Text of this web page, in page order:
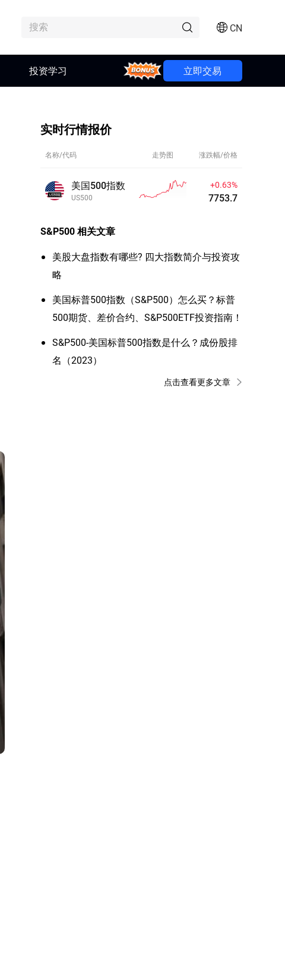
CN
投资学习 Bonus 立即交易
实时行情报价
名称/代码 走势图 涨跌幅/价格
美国500指数
US500
+0.63%
7753.7
S&P500相关文章
美股大盘指数有哪些? 四大指数简介与投资攻
略
美国标普500指数（S&P500）怎么买？标普
500期货、差价合约、S&P500ETF投资指南！
S&P500-美国标普500指数是什么？成份股排
名（2023）
点击查看更多文章